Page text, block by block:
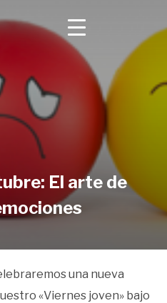
El arte de
una nueva
«Viernes joven» bajo